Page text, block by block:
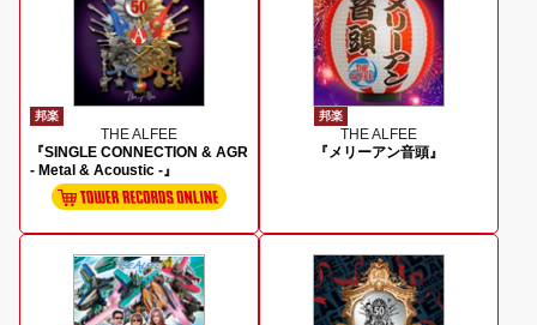
邦楽
THE ALFEE
『SINGLE CONNECTION & AGR
- Metal & Acoustic -』
邦楽
THE ALFEE
『メリーアン音頭』